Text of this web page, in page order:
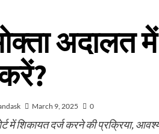
अदालत
March 9, 2025 0
में शिकायत दर्ज करने की प्रक्रिया,